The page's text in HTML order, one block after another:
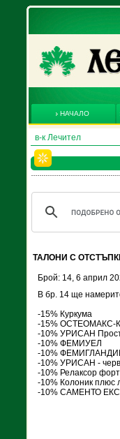
НАЧАЛО
в-к Лечител
ТАЛОНИ С
Брой: 14, 6 април
В бр. 14 ще
-15% Куркума
-15% ОСТЕОМАКС-К
-10% УРИСАН
-10% ФЕМИУЕЛ
-10%
-10% УРИСАН -
-10% Релаксор
-10% Колоник плюс
-10% САМЕНТО